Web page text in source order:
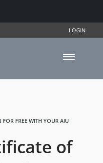
LOGIN
FOR FREE WITH YOUR AIU
of